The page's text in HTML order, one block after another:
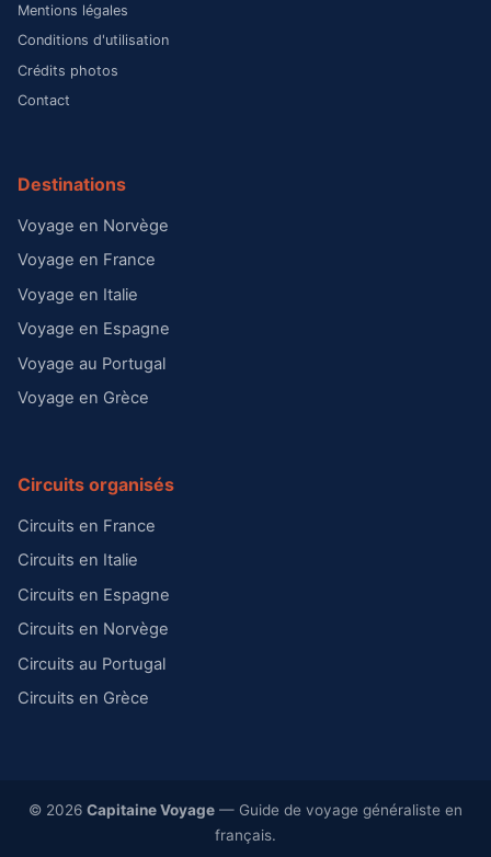
Mentions légales
Conditions d'utilisation
Crédits photos
Contact
Destinations
Voyage en Norvège
Voyage en France
Voyage en Italie
Voyage en Espagne
Voyage au Portugal
Voyage en Grèce
Circuits organisés
Circuits en France
Circuits en Italie
Circuits en Espagne
Circuits en Norvège
Circuits au Portugal
Circuits en Grèce
© 2026 Capitaine Voyage — Guide de voyage généraliste en
français.